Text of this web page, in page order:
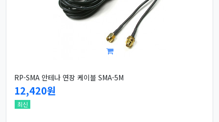
RP-SMA 안테나 연장 케이블 SMA-5M
12,420원
최신